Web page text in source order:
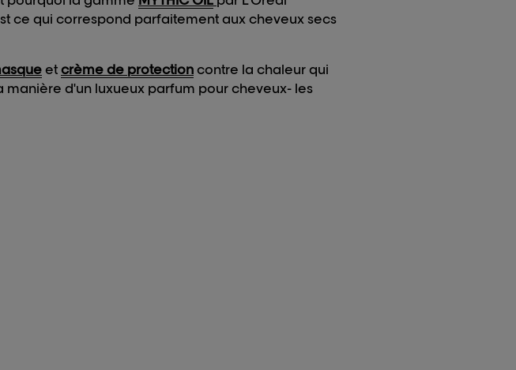
ce qui correspond parfaitement aux cheveux secs
et crème de protection contre la chaleur qui
d'un luxueux parfum pour cheveux- les